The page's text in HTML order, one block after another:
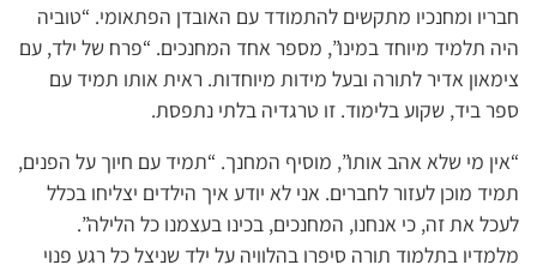
חבריו ומחנכיו מתקשים להתמודד עם האובדן הפתאומי. “טוביה
היה תלמיד מיוחד במינו”, מספר אחד המחנכים. “פרח של ילד, עם
צימאון אדיר לתורה ובעל מידות מיוחדות. ראית אותו תמיד עם
ספר ביד, שקוע בלימוד. זו טרגדיה בלתי נתפסת.
“אין מי שלא אהב אותו”, מוסיף המחנך. “תמיד עם חיוך על הפנים,
תמיד מוכן לעזור לחברים. אני לא יודע איך הילדים יצליחו בכלל
לעכל את זה, כי אנחנו, המחנכים, בכינו בעצמנו כל הלילה”.
מלמדיו בתלמוד תורה סיפרו בהלוויה על ילד שניצל כל רגע פנוי